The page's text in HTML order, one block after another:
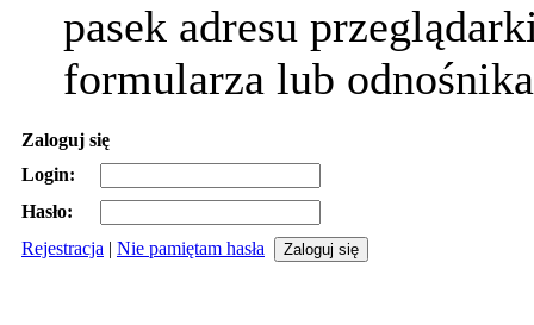
pasek adresu
formularza lub
Zaloguj się
Login:
Hasło:
Rejestracja | Nie pamiętam hasła